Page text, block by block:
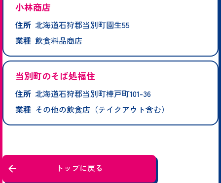
小林商店
住所 北海道石狩郡当別町園生55
業種 飲食料品商店
当別町のそば処福住
住所 北海道石狩郡当別町樺戸町101-36
業種 その他の飲食店（テイクアウト含む）
トップに戻る